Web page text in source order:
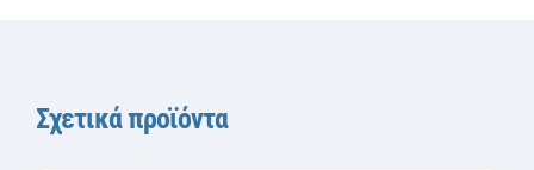
Σχετικά προϊόντα